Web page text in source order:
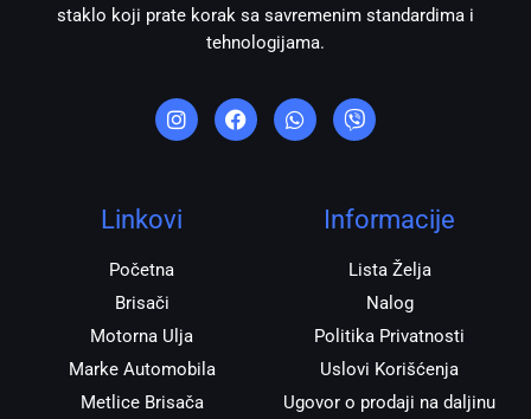
staklo koji prate korak sa savremenim standardima i
tehnologijama.
n
s
t
r
a
a
c
e
h
a
t
i
b
e
Linkovi
Početna
Brisači
Motorna Ulja
Marke Automobila
Metlice Brisača
Informacije
Lista Želja
Nalog
Politika Privatnosti
Uslovi Korišćenja
Ugovor o prodaji na daljinu